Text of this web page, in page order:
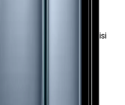
1 TB 11" Cellular Uzay Grisi